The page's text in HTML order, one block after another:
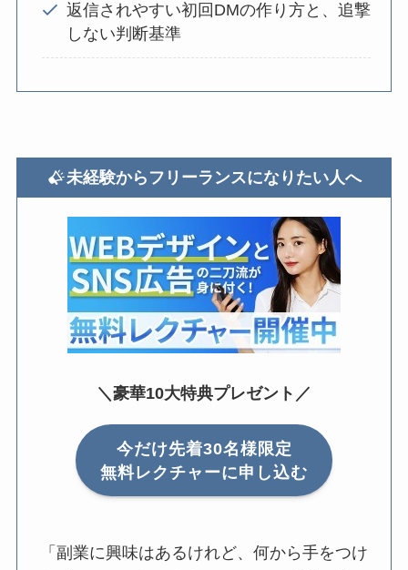
返信されやすい初回DMの作り方と、追撃
しない判断基準
未経験からフリーランスになりたい人へ
＼豪華10大特典プレゼント／
今だけ先着30名様限定
無料レクチャーに申し込む
「副業に興味はあるけれど、何から手をつけ